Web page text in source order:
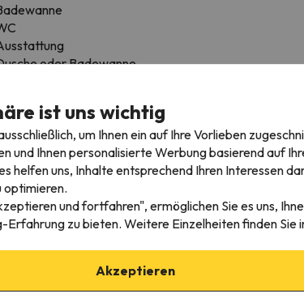
oder Badewanne
ist uns wichtig
um Ihnen ein auf Ihre Vorlieben
und Ihnen personalisierte Werbung basierend auf
helfen uns, Inhalte entsprechend Ihren Interessen
optimieren.
und fortfahren", ermöglichen Sie es uns,
Erfahrung zu bieten. Weitere Einzelheiten finden Sie
Akzeptieren